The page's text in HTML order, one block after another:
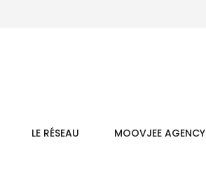
LE RÉSEAU MOOVJEE AGENCY